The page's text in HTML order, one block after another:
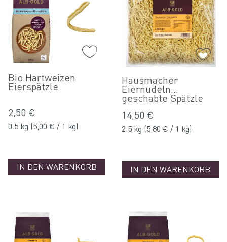
Bio Hartweizen
Eierspätzle
2,50 €
0.5 kg (5,00 € / 1 kg)
IN DEN WARENKORB
Hausmacher
Eiernudeln
geschabte Spätzle
14,50 €
2.5 kg (5,80 € / 1 kg)
IN DEN WARENKORB